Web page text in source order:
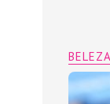
BELEZA